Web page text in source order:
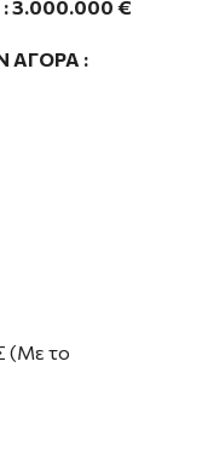
3.000.000 €
ΑΓΟΡΑ :
το